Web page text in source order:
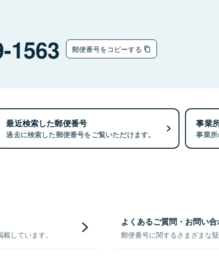
1563 郵便番号をコピーする
最近検索した郵便番号
過去に検索した郵便番号をご覧いただけます。
事業
事業所
しています。
よくあるご質問・お問い
郵便番号に関するさまざまな